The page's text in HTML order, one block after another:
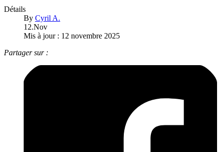
Détails
By Cyril A.
12.Nov
Mis à jour : 12 novembre 2025
Partager sur :